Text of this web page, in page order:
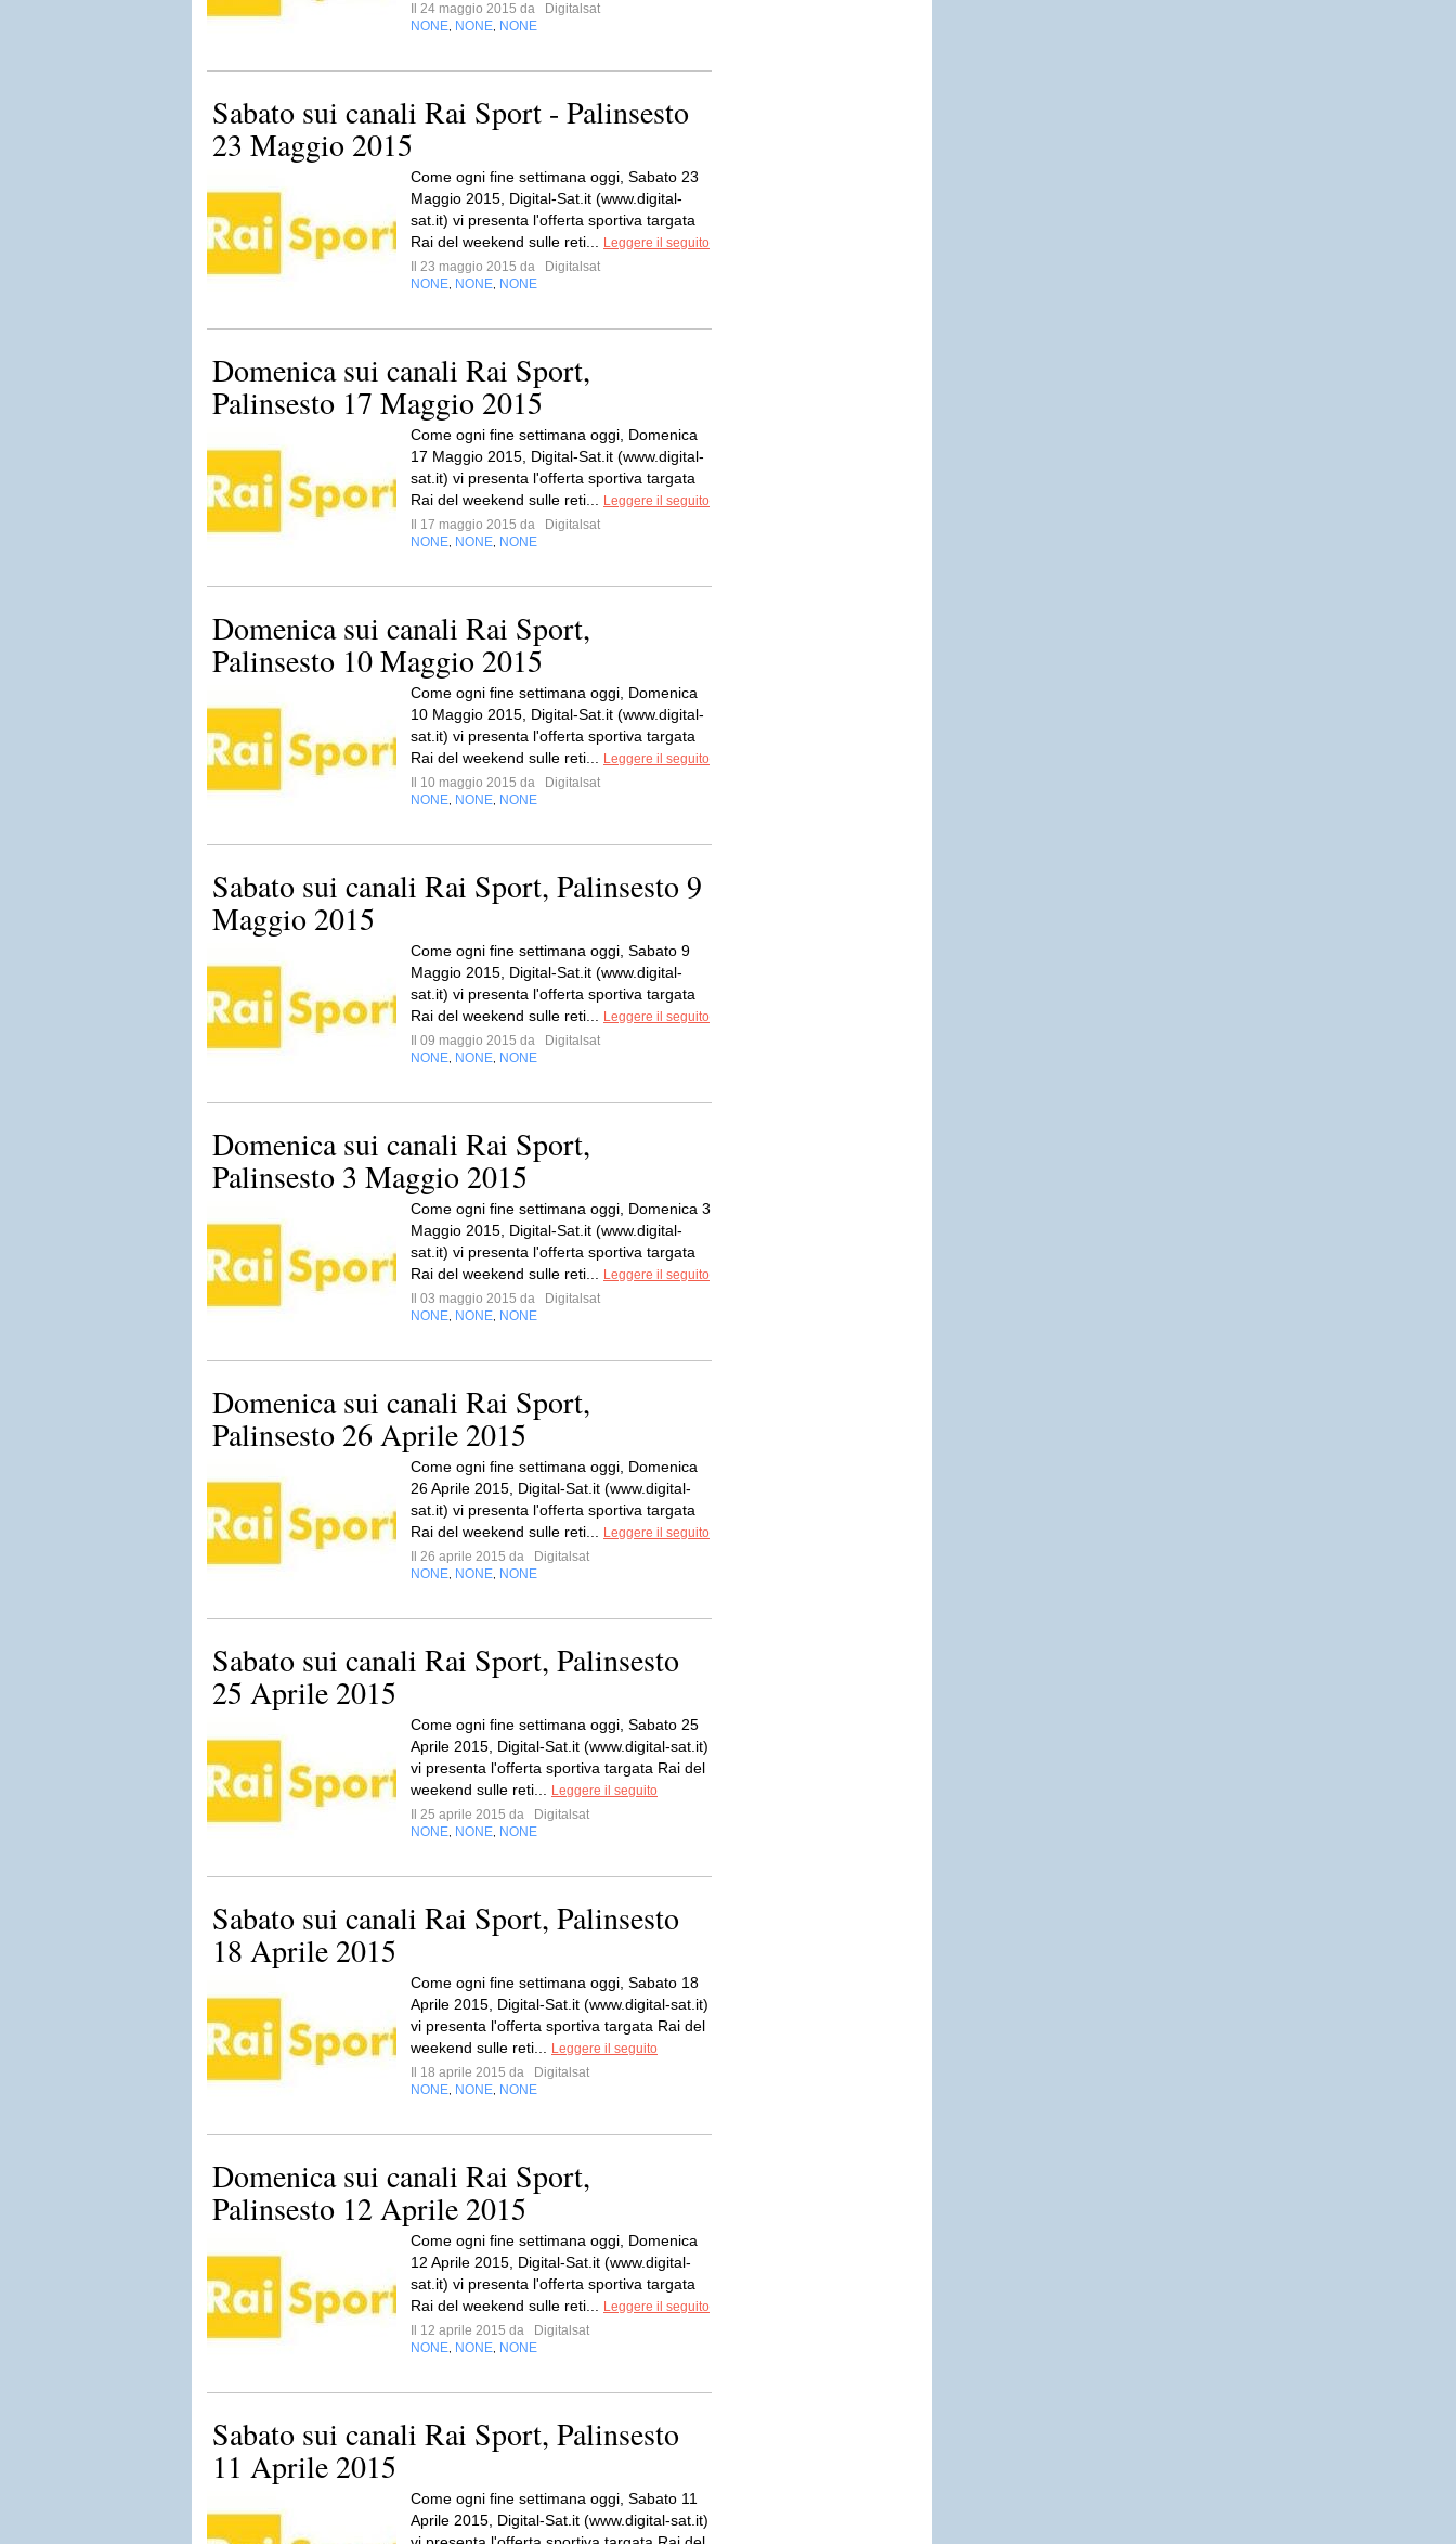
Il 24 maggio 2015 da
Digitalsat
NONE NONE NONE
Sabato sui canali Rai Sport - Palinsesto
23 Maggio 2015
Come ogni fine settimana oggi, Sabato 23
Maggio 2015, Digital-Sat.it (www.digital-
sat.it) vi presenta l'offerta sportiva targata
Rai del weekend sulle reti...
Leggere il seguito
Il 23 maggio 2015 da
Digitalsat
NONE NONE NONE
Domenica sui canali Rai Sport,
Palinsesto 17 Maggio 2015
Come ogni fine settimana oggi, Domenica
17 Maggio 2015, Digital-Sat.it (www.digital-
sat.it) vi presenta l'offerta sportiva targata
Rai del weekend sulle reti...
Leggere il seguito
Il 17 maggio 2015 da
Digitalsat
NONE NONE NONE
Domenica sui canali Rai Sport,
Palinsesto 10 Maggio 2015
Come ogni fine settimana oggi, Domenica
10 Maggio 2015, Digital-Sat.it (www.digital-
sat.it) vi presenta l'offerta sportiva targata
Rai del weekend sulle reti...
Leggere il seguito
Il 10 maggio 2015 da
Digitalsat
NONE NONE NONE
Sabato sui canali Rai Sport, Palinsesto 9
Maggio 2015
Come ogni fine settimana oggi, Sabato 9
Maggio 2015, Digital-Sat.it (www.digital-
sat.it) vi presenta l'offerta sportiva targata
Rai del weekend sulle reti...
Leggere il seguito
Il 09 maggio 2015 da
Digitalsat
NONE NONE NONE
Domenica sui canali Rai Sport,
Palinsesto 3 Maggio 2015
Come ogni fine settimana oggi, Domenica 3
Maggio 2015, Digital-Sat.it (www.digital-
sat.it) vi presenta l'offerta sportiva targata
Rai del weekend sulle reti...
Leggere il seguito
Il 03 maggio 2015 da
Digitalsat
NONE NONE NONE
Domenica sui canali Rai Sport,
Palinsesto 26 Aprile 2015
Come ogni fine settimana oggi, Domenica
26 Aprile 2015, Digital-Sat.it (www.digital-
sat.it) vi presenta l'offerta sportiva targata
Rai del weekend sulle reti...
Leggere il seguito
Il 26 aprile 2015 da
Digitalsat
NONE NONE NONE
Sabato sui canali Rai Sport, Palinsesto
25 Aprile 2015
Come ogni fine settimana oggi, Sabato 25
Aprile 2015, Digital-Sat.it (www.digital-sat.it)
vi presenta l'offerta sportiva targata Rai del
weekend sulle reti...
Leggere il seguito
Il 25 aprile 2015 da
Digitalsat
NONE NONE NONE
Sabato sui canali Rai Sport, Palinsesto
18 Aprile 2015
Come ogni fine settimana oggi, Sabato 18
Aprile 2015, Digital-Sat.it (www.digital-sat.it)
vi presenta l'offerta sportiva targata Rai del
weekend sulle reti...
Leggere il seguito
Il 18 aprile 2015 da
Digitalsat
NONE NONE NONE
Domenica sui canali Rai Sport,
Palinsesto 12 Aprile 2015
Come ogni fine settimana oggi, Domenica
12 Aprile 2015, Digital-Sat.it (www.digital-
sat.it) vi presenta l'offerta sportiva targata
Rai del weekend sulle reti...
Leggere il seguito
Il 12 aprile 2015 da
Digitalsat
NONE NONE NONE
Sabato sui canali Rai Sport, Palinsesto
11 Aprile 2015
Come ogni fine settimana oggi, Sabato 11
Aprile 2015, Digital-Sat.it (www.digital-sat.it)